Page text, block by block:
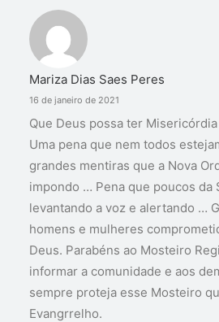
Mariza Dias Saes Peres
16 de janeiro de 2021
Que Deus possa ter
Uma pena que nem todos
grandes mentiras que a Nova
impondo … Pena que poucos da
levantando a voz e alertando …
homens e mulheres
Deus. Parabéns ao Mosteiro
informar a comunidade e aos
sempre proteja esse Mosteiro
Evangrrelho.